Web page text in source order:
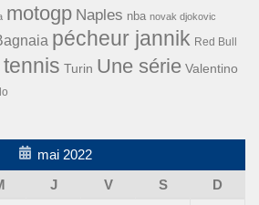
motogp Naples nba novak djokovic
pécheur jannik Red Bull
tennis Turin Une série Valentino
mai 2022
J V S
D